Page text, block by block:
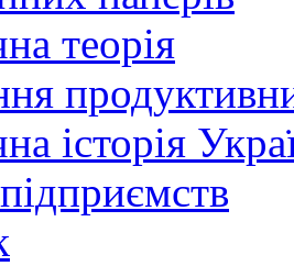
теорія
історія